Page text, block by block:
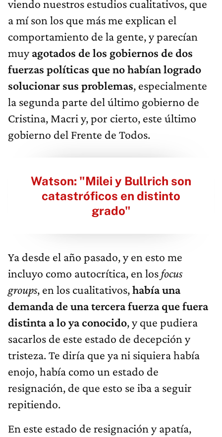
viendo nuestros estudios cualitativos, que
a mí son los que más me explican el
comportamiento de la gente, y parecían
muyagotados de los gobiernos de dos
fuerzas políticas que no habían logrado
solucionar sus problemas, especialmente
la segunda parte del último gobierno de
Cristina, Macri y, por cierto, este último
gobierno del Frente de Todos.
Watson: "Milei y Bullrich son
catastróficos en distinto
grado"
Ya desde el año pasado, y en esto me
incluyo como autocrítica, en los focus
groups, en los cualitativos,había una
demanda de una tercera fuerza que fuera
distinta a lo ya conocido, y que pudiera
sacarlos de este estado de decepción y
tristeza. Te diría que ya ni siquiera había
enojo, había como un estado de
resignación, de que esto se iba a seguir
repitiendo.
En este estado de resignación y apatía,